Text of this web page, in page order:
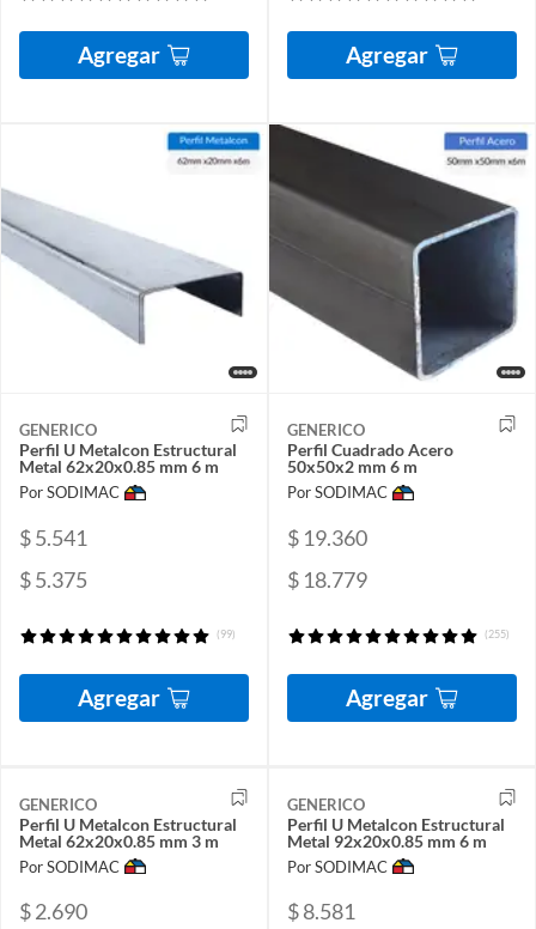
Agregar Agregar
GENERICO
Perfil U Metalcon Estructural
Metal 62x20x0.85 mm 6 m
Por SODIMAC
$ 5.541
$ 5.375
(99)
Agregar
GENERICO
Perfil Cuadrado Acero
50x50x2 mm 6 m
Por SODIMAC
$ 19.360
$ 18.779
(255)
Agregar
GENERICO
Perfil U Metalcon Estructural
Metal 62x20x0.85 mm 3 m
Por SODIMAC
$ 2.690
GENERICO
Perfil U Metalcon Estructural
Metal 92x20x0.85 mm 6 m
Por SODIMAC
$ 8.581